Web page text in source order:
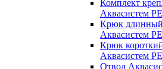
Комплект
Аквасистем
Крюк
Аквасистем
Крюк
Аквасистем
Отвод